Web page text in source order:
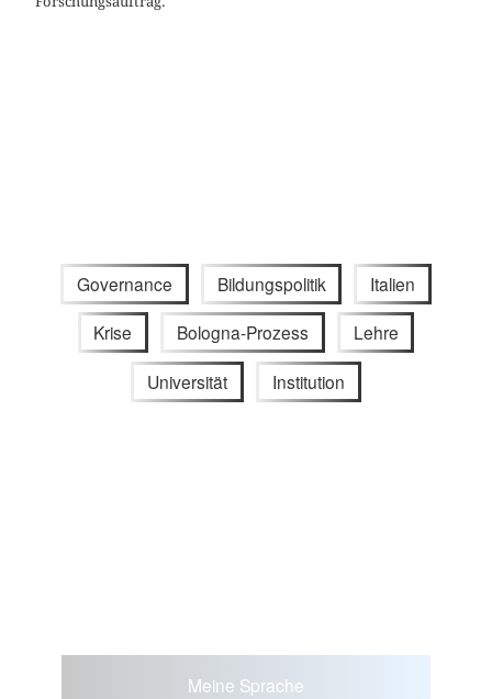
Governance Bildungspolitik Italien
Krise Bologna-Prozess Lehre
Universität Institution
Meine Sprache